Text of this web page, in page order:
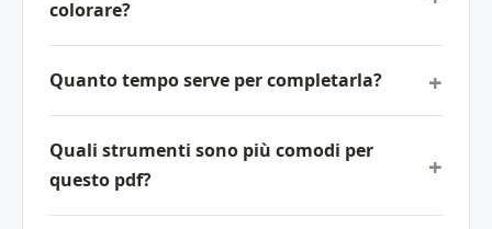
colorare?
Quanto tempo serve per completarla?
Quali strumenti sono più comodi per
questo pdf?